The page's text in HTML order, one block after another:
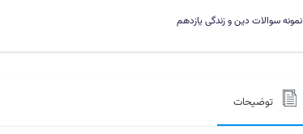
نمونه سوالات دین و زندگی یازدهم
توضیحات